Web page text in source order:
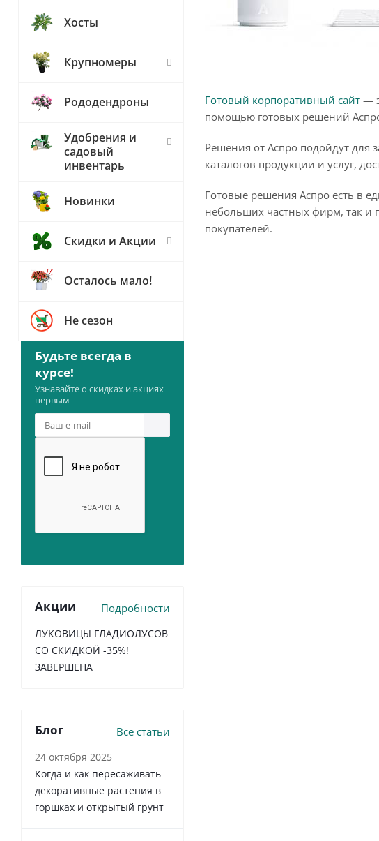
Готовый корпоративный сайт —
помощью готовых решений
Решения от Аспро подойдут для
каталогов продукции и услуг,
Готовые решения Аспро есть в
небольших частных фирм, так и
покупателей.
Хосты
Крупномеры
Рододендроны
Удобрения и
садовый
инвентарь
Новинки
Скидки и Акции
Осталось мало!
Не сезон
Будьте всегда в
курсе!
Узнавайте о скидках и акциях
первым
Акции Подробности
ЛУКОВИЦЫ ГЛАДИОЛУСОВ
СО СКИДКОЙ -35%!
ЗАВЕРШЕНА
Блог Все статьи
24 октября 2025
Когда и как пересаживать
декоративные растения в
горшках и открытый грунт